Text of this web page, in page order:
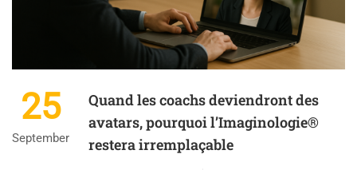
25
September
Quand les coachs deviendront des
avatars, pourquoi l’Imaginologie®
restera irremplaçable